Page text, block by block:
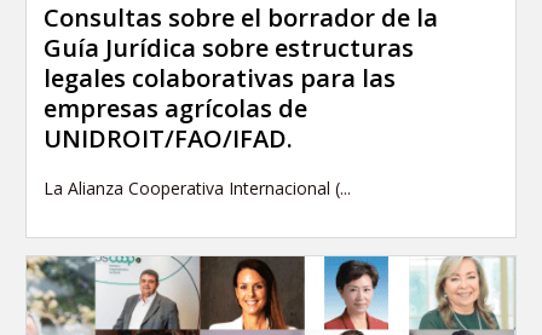
Consultas sobre el borrador de la
Guía Jurídica sobre estructuras
legales colaborativas para las
empresas agrícolas de
UNIDROIT/FAO/IFAD.
La Alianza Cooperativa Internacional (...